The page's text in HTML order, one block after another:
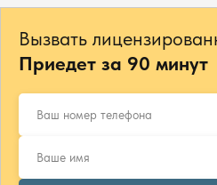
Вызвать
Приедет за 90 минут